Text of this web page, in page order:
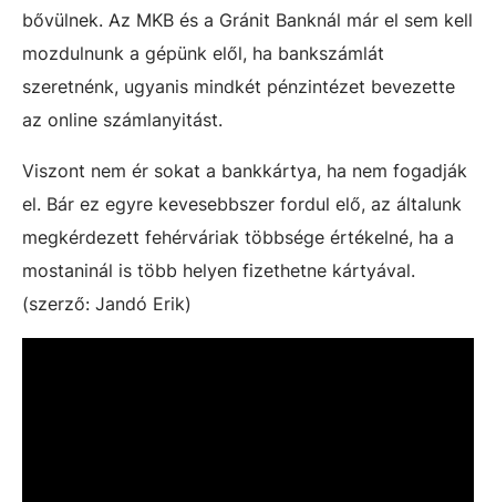
bővülnek. Az MKB és a Gránit Banknál már el sem kell
mozdulnunk a gépünk elől, ha bankszámlát
szeretnénk, ugyanis mindkét pénzintézet bevezette
az online számlanyitást.
Viszont nem ér sokat a bankkártya, ha nem fogadják
el. Bár ez egyre kevesebbszer fordul elő, az általunk
megkérdezett fehérváriak többsége értékelné, ha a
mostaninál is több helyen fizethetne kártyával.
(szerző: Jandó Erik)